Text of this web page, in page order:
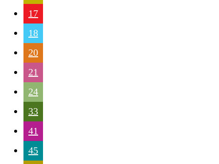
17
18
20
21
24
33
41
45